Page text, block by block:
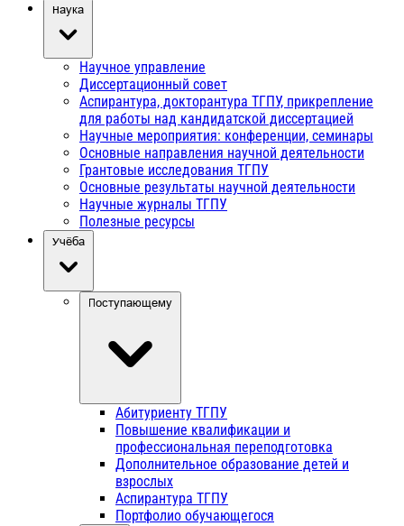
Наука
Научное управление
Диссертационный совет
Аспирантура, докторантура ТГПУ, прикрепление
для работы над кандидатской диссертацией
Научные мероприятия: конференции, семинары
Основные направления научной деятельности
Грантовые исследования ТГПУ
Основные результаты научной деятельности
Научные журналы ТГПУ
Полезные ресурсы
Учёба
Поступающему
Абитуриенту ТГПУ
Повышение квалификации и
профессиональная переподготовка
Дополнительное образование детей и
взрослых
Аспирантура ТГПУ
Портфолио обучающегося